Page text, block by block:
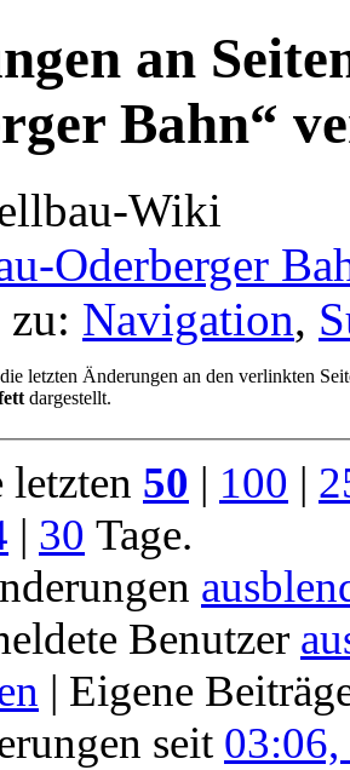
an
Bahn“
Wiki
Oderberger
zu: Navigation,
letzten Änderungen an den verlinkten
dargestellt.
letzten 50 | 100 |
| 30 Tage.
Benutzer
| Eigene
seit